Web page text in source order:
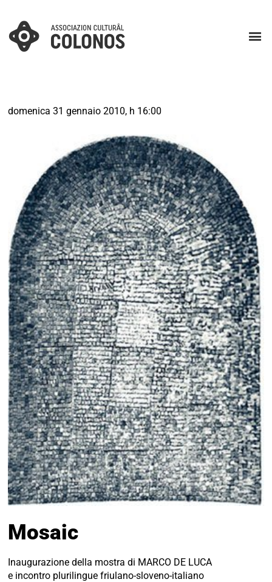
domenica 31 gennaio 2010, h 16:00
Mosaic
Inaugurazione della mostra di MARCO DE LUCA
e incontro plurilingue friulano-sloveno-italiano